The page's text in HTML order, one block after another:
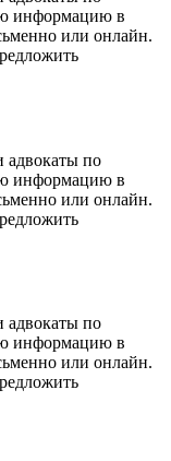
информацию в
или онлайн.
адвокаты по
информацию в
или онлайн.
адвокаты по
информацию в
или онлайн.